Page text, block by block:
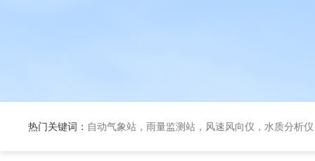
热门关键词： 自动气象站，雨量监测站，风速风向仪，水质分析